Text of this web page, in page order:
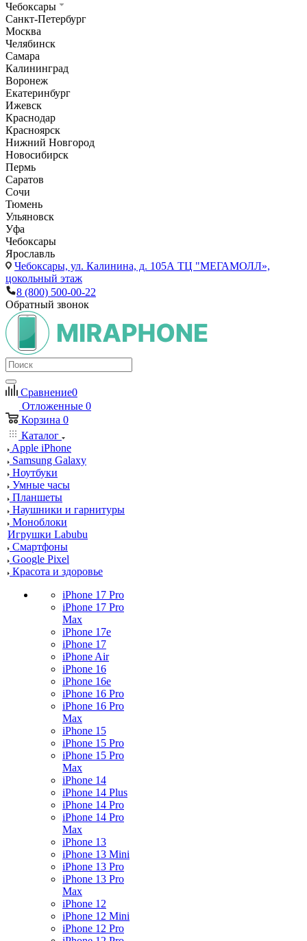
Чебоксары
Санкт-Петербург
Москва
Челябинск
Самара
Калининград
Воронеж
Екатеринбург
Ижевск
Краснодар
Красноярск
Нижний Новгород
Новосибирск
Пермь
Саратов
Сочи
Тюмень
Ульяновск
Уфа
Чебоксары
Ярославль
Чебоксары, ул. Калинина, д. 105А ТЦ "МЕГАМОЛЛ»,
цокольный этаж
8 (800) 500-00-22
Обратный звонок
Сравнение0
Отложенные 0
Корзина 0
Каталог
Apple iPhone
Samsung Galaxy
Ноутбуки
Умные часы
Планшеты
Наушники и гарнитуры
Моноблоки
Игрушки Labubu
Смартфоны
Google Pixel
Красота и здоровье
iPhone 17 Pro
iPhone 17 Pro
Max
iPhone 17e
iPhone 17
iPhone Air
iPhone 16
iPhone 16e
iPhone 16 Pro
iPhone 16 Pro
Max
iPhone 15
iPhone 15 Pro
iPhone 15 Pro
Max
iPhone 14
iPhone 14 Plus
iPhone 14 Pro
iPhone 14 Pro
Max
iPhone 13
iPhone 13 Mini
iPhone 13 Pro
iPhone 13 Pro
Max
iPhone 12
iPhone 12 Mini
iPhone 12 Pro